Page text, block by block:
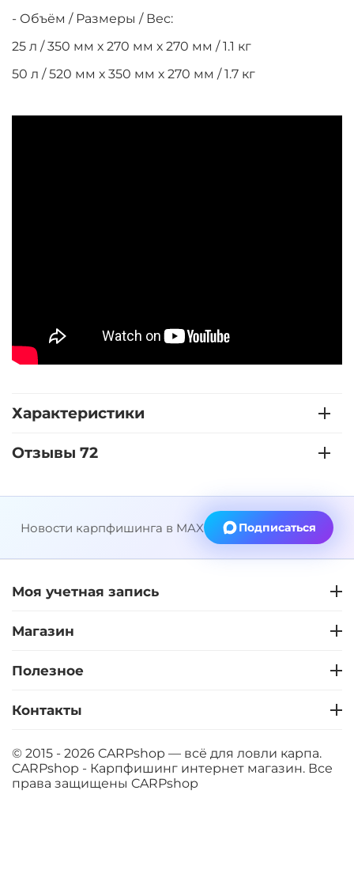
- Объём / Размеры / Вес:
25 л / 350 мм х 270 мм х 270 мм / 1.1 кг
50 л / 520 мм х 350 мм х 270 мм / 1.7 кг
Характеристики
Отзывы 72
Новости карпфишинга в MAX Подписаться
Моя учетная запись
Магазин
Полезное
Контакты
© 2015 - 2026 CARPshop — всё для ловли карпа.
CARPshop - Карпфишинг интернет магазин. Все
права защищены CARPshop